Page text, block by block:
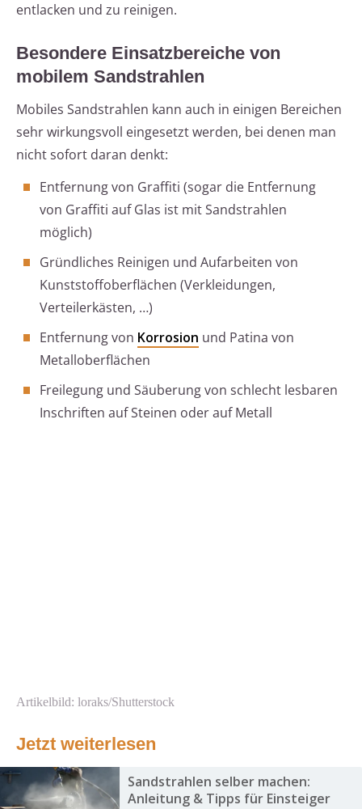
entlacken und zu reinigen.
Besondere Einsatzbereiche von
mobilem Sandstrahlen
Mobiles Sandstrahlen kann auch in einigen Bereichen
sehr wirkungsvoll eingesetzt werden, bei denen man
nicht sofort daran denkt:
Entfernung von Graffiti (sogar die Entfernung
von Graffiti auf Glas ist mit Sandstrahlen
möglich)
Gründliches Reinigen und Aufarbeiten von
Kunststoffoberflächen (Verkleidungen,
Verteilerkästen, …)
Entfernung von Korrosion und Patina von
Metalloberflächen
Freilegung und Säuberung von schlecht lesbaren
Inschriften auf Steinen oder auf Metall
Artikelbild: loraks/Shutterstock
Jetzt weiterlesen
Sandstrahlen selber machen:
Anleitung & Tipps für Einsteiger